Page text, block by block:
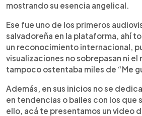
mostrando su esencia angelical.
Ese fue uno de los primeros
salvadoreña en la plataforma, ahí
un reconocimiento internacional,
visualizaciones no sobrepasan ni el
tampoco ostentaba miles de “Me
Además, en sus inicios no se
en tendencias o bailes con los que
ello, acá te presentamos un video